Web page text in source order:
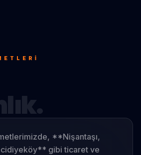
**Nişantaşı,
gibi ticaret ve